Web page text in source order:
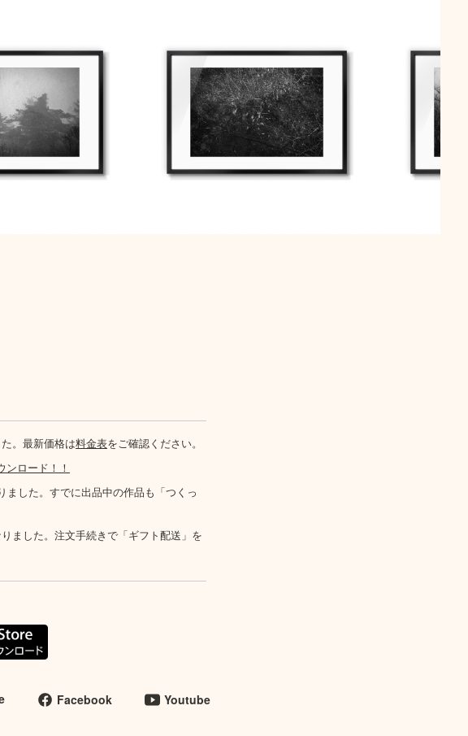
。最新価格は料金表をご確認ください。
ロード！！
した。すでに出品中の作品も「つくっ
ました。注文手続きで「ギフト配送」を
Facebook Youtube